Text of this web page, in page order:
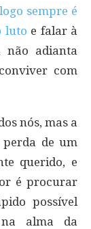
sempre é
luto e falar à
adianta
com
nós, mas a
de um
querido, e
é procurar
possível
alma da